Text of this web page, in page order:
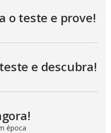
o teste e prove!
e descubra!
época